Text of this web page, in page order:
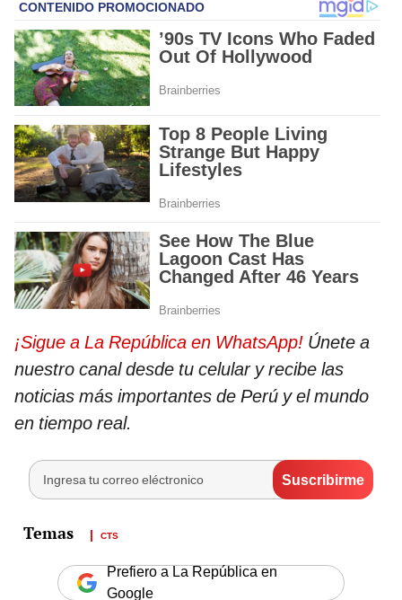
¡Sigue a La República en WhatsApp! Únete a
nuestro canal desde tu celular y recibe las
noticias más importantes de Perú y el mundo
en tiempo real.
CTS
Prefiero a La República en
Google